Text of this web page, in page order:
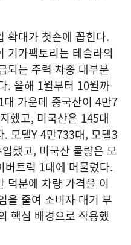
확대가 첫손에 꼽힌다.
기가팩토리는 테슬라의
되는 주력 차종 대부분
. 올해 1월부터 10월까
가운데 중국산이 4만7
했고, 미국산은 145대
. 모델Y 4만733대, 모델3
됐고, 미국산 물량은 모
트럭 1대에 머물렀다.
덕분에 차량 가격을 이
을 줄여 소비자 대기 부
핵심 배경으로 작용했